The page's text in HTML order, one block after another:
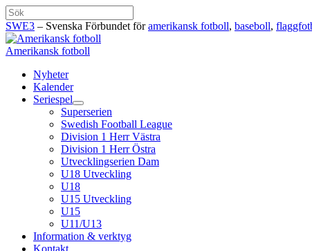
Hoppa
till
innehåll
Sök
SWE3 – Svenska Förbundet föramerikansk fotboll, baseboll,
Amerikansk fotboll
Nyheter
Kalender
Seriespel
Superserien
Swedish Football League
Division 1 Herr Västra
Division 1 Herr Östra
Utvecklingserien Dam
U18 Utveckling
U18
U15 Utveckling
U15
U11/U13
Information & verktyg
Kontakt